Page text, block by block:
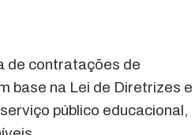
de contratações de
base na Lei de Diretrizes e
público educacional,